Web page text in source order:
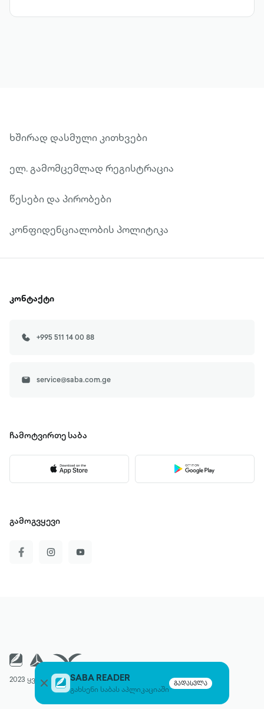
SABA READER
გახსენი საბას აპლიკაციაში
გადასვლა
ხშირად დასმული კითხვები
ელ. გამომცემლად რეგისტრაცია
წესები და პირობები
კონფიდენციალობის პოლიტიკა
კონტაქტი
+995 511 14 00 88
service@saba.com.ge
ჩამოტვირთე საბა
გამოგვყევი
2023 ყველა უფლება დაცულია